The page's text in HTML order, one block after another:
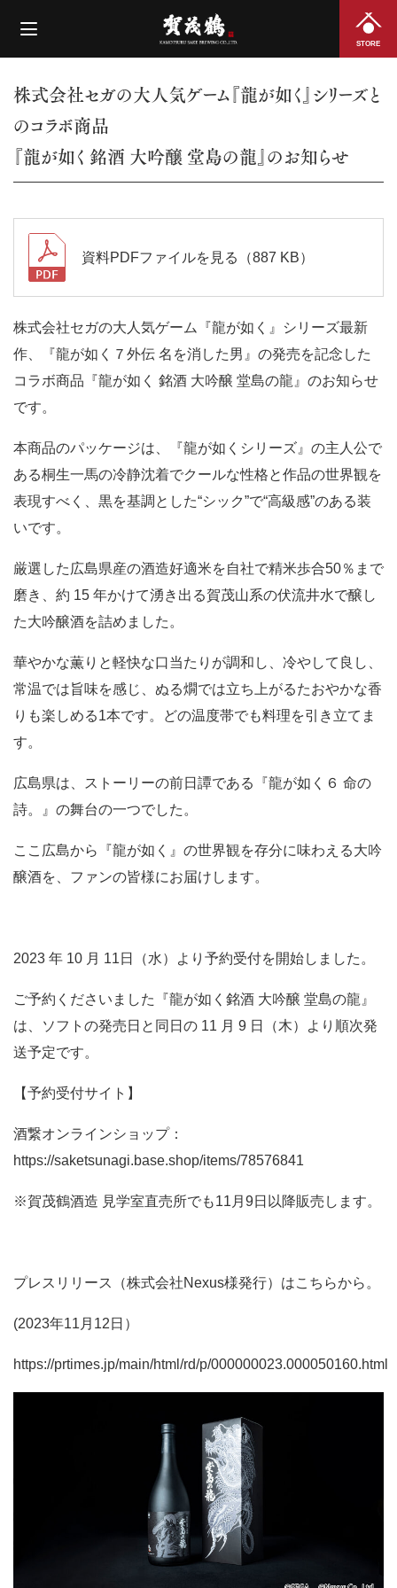
STORE
株式会社セガの大人気ゲーム『龍が如く』シリーズと
のコラボ商品
『龍が如く 銘酒 大吟醸 堂島の龍』のお知らせ
資料PDFファイルを見る（887 KB）
株式会社セガの大人気ゲーム『龍が如く』シリーズ最新
作、『龍が如く７外伝 名を消した男』の発売を記念した
コラボ商品『龍が如く 銘酒 大吟醸 堂島の龍』のお知らせ
です。
本商品のパッケージは、『龍が如くシリーズ』の主人公で
ある桐生一馬の冷静沈着でクールな性格と作品の世界観を
表現すべく、黒を基調とした“シック”で“高級感”のある装
いです。
厳選した広島県産の酒造好適米を自社で精米歩合50％まで
磨き、約 15 年かけて湧き出る賀茂山系の伏流井水で醸し
た大吟醸酒を詰めました。
華やかな薫りと軽快な口当たりが調和し、冷やして良し、
常温では旨味を感じ、ぬる燗では立ち上がるたおやかな香
りも楽しめる1本です。どの温度帯でも料理を引き立てま
す。
広島県は、ストーリーの前日譚である『龍が如く６ 命の
詩。』の舞台の一つでした。
ここ広島から『龍が如く』の世界観を存分に味わえる大吟
醸酒を、ファンの皆様にお届けします。
2023 年 10 月 11日（水）より予約受付を開始しました。
ご予約くださいました『龍が如く銘酒 大吟醸 堂島の龍』
は、ソフトの発売日と同日の 11 月 9 日（木）より順次発
送予定です。
【予約受付サイト】
酒繋オンラインショップ：
https://saketsunagi.base.shop/items/78576841
※賀茂鶴酒造 見学室直売所でも11月9日以降販売します。
プレスリリース（株式会社Nexus様発行）はこちらから。
(2023年11月12日）
https://prtimes.jp/main/html/rd/p/000000023.000050160.html